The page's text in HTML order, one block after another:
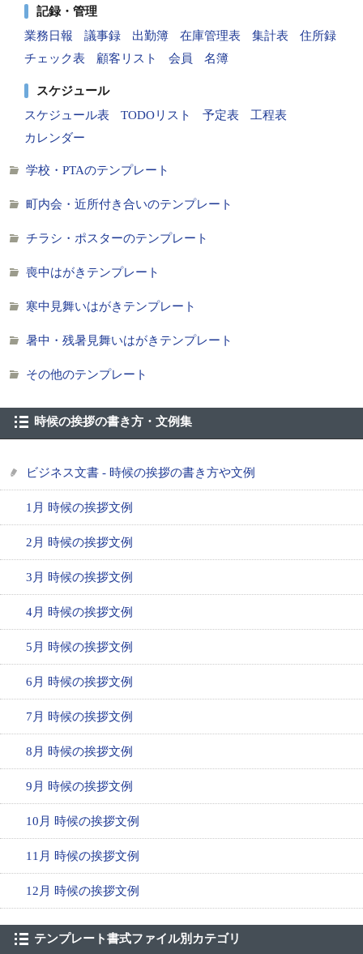
記録・管理
業務日報
議事録 出勤簿 在庫管理表 集計表
住所録
チェック表
顧客リスト 会員 名簿
スケジュール
スケジュール表
TODOリスト 予定表
工程表
カレンダー
学校・PTAのテンプレート
町内会・近所付き合いのテンプレート
チラシ・ポスターのテンプレート
喪中はがきテンプレート
寒中見舞いはがきテンプレート
暑中・残暑見舞いはがきテンプレート
その他のテンプレート
時候の挨拶の書き方・文例集
ビジネス文書 - 時候の挨拶の書き方や文例
1月 時候の挨拶文例
2月 時候の挨拶文例
3月 時候の挨拶文例
4月 時候の挨拶文例
5月 時候の挨拶文例
6月 時候の挨拶文例
7月 時候の挨拶文例
8月 時候の挨拶文例
9月 時候の挨拶文例
10月 時候の挨拶文例
11月 時候の挨拶文例
12月 時候の挨拶文例
テンプレート書式ファイル別カテゴリ